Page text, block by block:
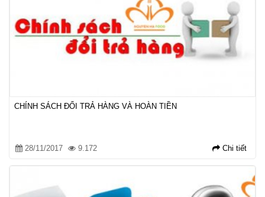
CHÍNH SÁCH ĐỔI TRẢ HÀNG VÀ HOÀN TIỀN
28/11/2017 9.172 Chi tiết